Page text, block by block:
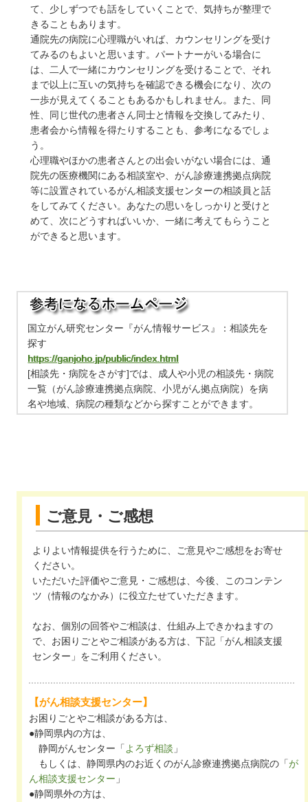
て、少しずつでも話をしていくことで、気持ちが整理で
きることもあります。
通院先の病院に心理職がいれば、カウンセリングを受け
てみるのもよいと思います。パートナーがいる場合に
は、二人で一緒にカウンセリングを受けることで、それ
まで以上に互いの気持ちを確認できる機会になり、次の
一歩が見えてくることもあるかもしれません。また、同
性、同じ世代の患者さん同士と情報を交換してみたり、
患者会から情報を得たりすることも、参考になるでしょ
う。
心理職やほかの患者さんとの出会いがない場合には、通
院先の医療機関にある相談室や、がん診療連携拠点病院
等に設置されているがん相談支援センターの相談員と話
をしてみてください。あなたの思いをしっかりと受けと
めて、次にどうすればいいか、一緒に考えてもらうこと
ができると思います。
国立がん研究センター『がん情報サービス』：相談先を
探す
https://ganjoho.jp/public/index.html
[相談先・病院をさがす]では、成人や小児の相談先・病院
一覧（がん診療連携拠点病院、小児がん拠点病院）を病
名や地域、病院の種類などから探すことができます。
ご意見・ご感想
よりよい情報提供を行うために、ご意見やご感想をお寄せ
ください。
いただいた評価やご意見・ご感想は、今後、このコンテン
ツ（情報のなかみ）に役立たせていただきます。
なお、個別の回答やご相談は、仕組み上できかねますの
で、お困りごとやご相談がある方は、下記「がん相談支援
センター」をご利用ください。
【がん相談支援センター】
お困りごとやご相談がある方は、
●静岡県内の方は、
静岡がんセンター「 よろず相談 」
もしくは、静岡県内のお近くのがん診療連携拠点病院の「が
ん相談支援センター 」
●静岡県外の方は、